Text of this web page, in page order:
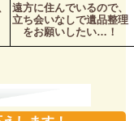
遠方に住んでいるので、
立ち会いなしで遺品整理
をお願いしたい…！